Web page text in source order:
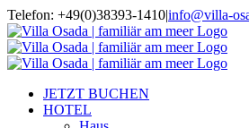
Zum
Inhalt
springen
Telefon: +49(0)38393-1410|info@villa-
JETZT BUCHEN
HOTEL